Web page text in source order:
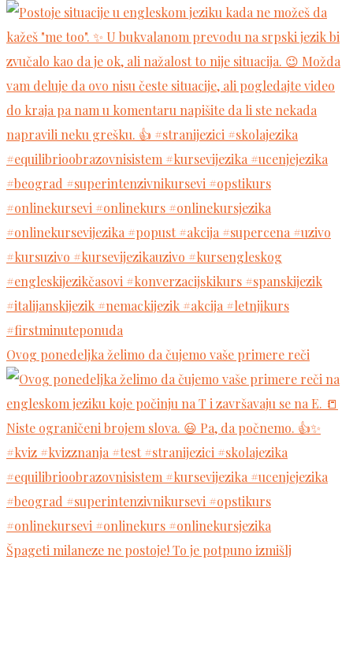
Ovog ponedeljka želimo da čujemo vaše primere reči
Špageti milaneze ne postoje! To je potpuno izmišlj